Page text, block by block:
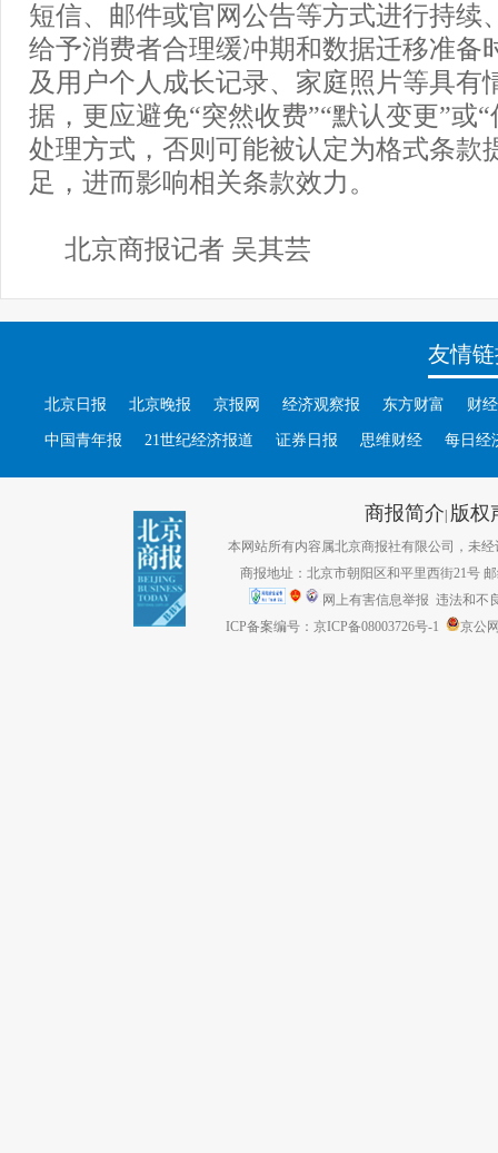
短信、邮件或官网公告等方式进行持续
给予消费者合理缓冲期和数据迁移准备
及用户个人成长记录、家庭照片等具有
据，更应避免“突然收费”“默认变更”或
处理方式，否则可能被认定为格式条款
足，进而影响相关条款效力。
北京商报记者 吴其芸
友情
北京日报 北京晚报 京报网 经济观察报 东方财富 财
中国青年报 21世纪经济报道 证券日报 思维财经 每日经
商报简介| 版权
本网站所有内容属北京商报社有限公司，未经
商报地址：北京市朝阳区和平里西街21号
网上有害信息举报 违法和不
ICP备案编号：京ICP备08003726号-1
京公